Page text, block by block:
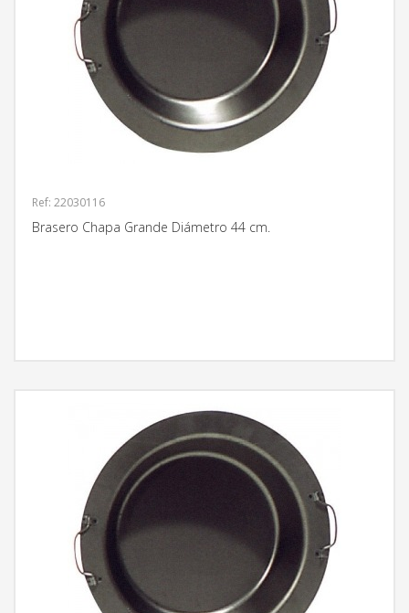
Ref: 22030116
Brasero Chapa Grande Diámetro 44 cm.